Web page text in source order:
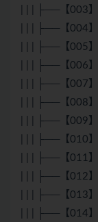
| | | ├──【003
| | | ├──【004
| | | ├──【005
| | | ├──【006
| | | ├──【007
| | | ├──【008
| | | ├──【009
| | | ├──【010
| | | ├──【011
| | | ├──【012
| | | ├──【013
| | | ├──【014